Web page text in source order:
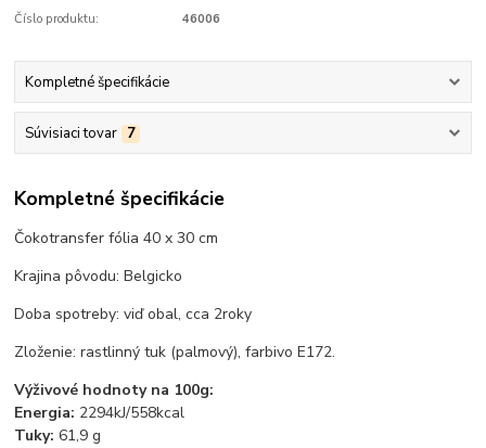
Číslo produktu: 46006
Kompletné špecifikácie
Súvisiaci tovar 7
Kompletné špecifikácie
Čokotransfer fólia 40 x 30 cm
Krajina pôvodu: Belgicko
Doba spotreby: viď obal, cca 2roky
Zloženie: rastlinný tuk (palmový), farbivo E172.
Výživové hodnoty na 100g:
Energia: 2294kJ/558kcal
Tuky: 61,9 g